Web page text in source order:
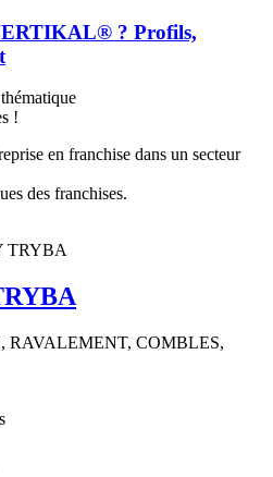
? Profils,
!
en franchise dans un secteur
des franchises.
TRYBA
RAVALEMENT, COMBLES,